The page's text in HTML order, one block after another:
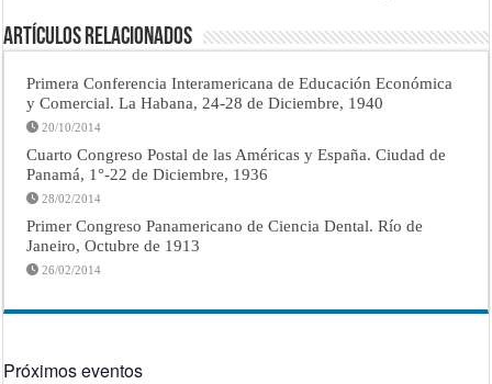
Artículos Relacionados
Primera Conferencia Interamericana de Educación Económica
y Comercial. La Habana, 24-28 de Diciembre, 1940
20/10/2014
Cuarto Congreso Postal de las Américas y España. Ciudad de
Panamá, 1°-22 de Diciembre, 1936
28/02/2014
Primer Congreso Panamericano de Ciencia Dental. Río de
Janeiro, Octubre de 1913
26/02/2014
Próximos eventos